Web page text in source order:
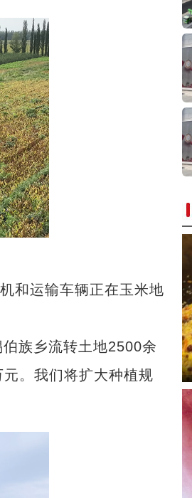
和运输车辆正在玉米地
族乡流转土地2500余
。我们将扩大种植规